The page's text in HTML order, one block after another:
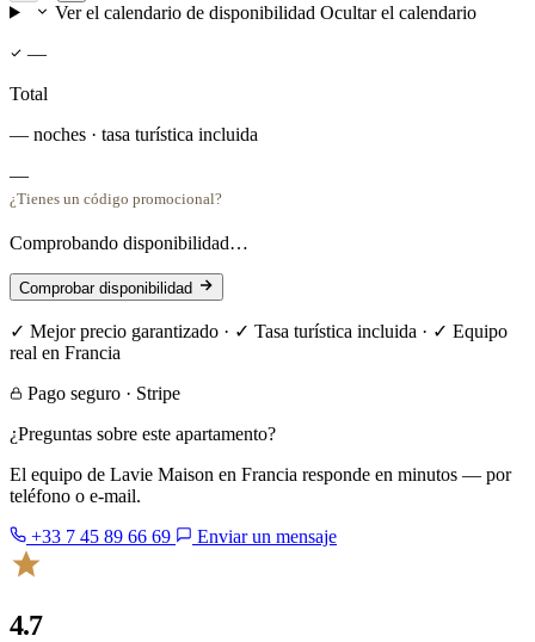
Ver el calendario de disponibilidad Ocultar el calendario
—
Total
— noches · tasa turística incluida
—
¿Tienes un código promocional?
Comprobando disponibilidad…
Comprobar disponibilidad
✓ Mejor precio garantizado · ✓ Tasa turística incluida · ✓ Equipo
real en Francia
Pago seguro · Stripe
¿Preguntas sobre este apartamento?
El equipo de Lavie Maison en Francia responde en minutos — por
teléfono o e-mail.
+33 7 45 89 66 69
Enviar un mensaje
4.7